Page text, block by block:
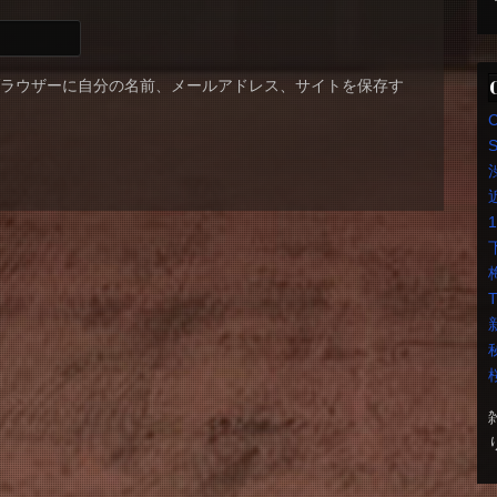
ウザーに自分の名前、メールアドレス、サイトを保存す